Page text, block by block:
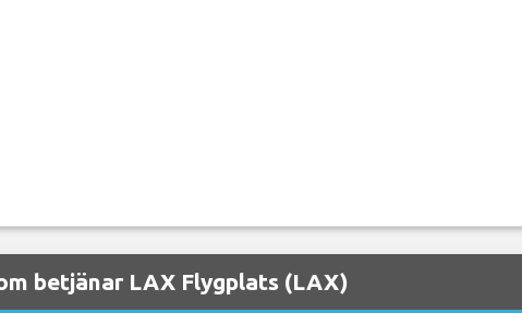
betjänar LAX Flygplats (LAX)